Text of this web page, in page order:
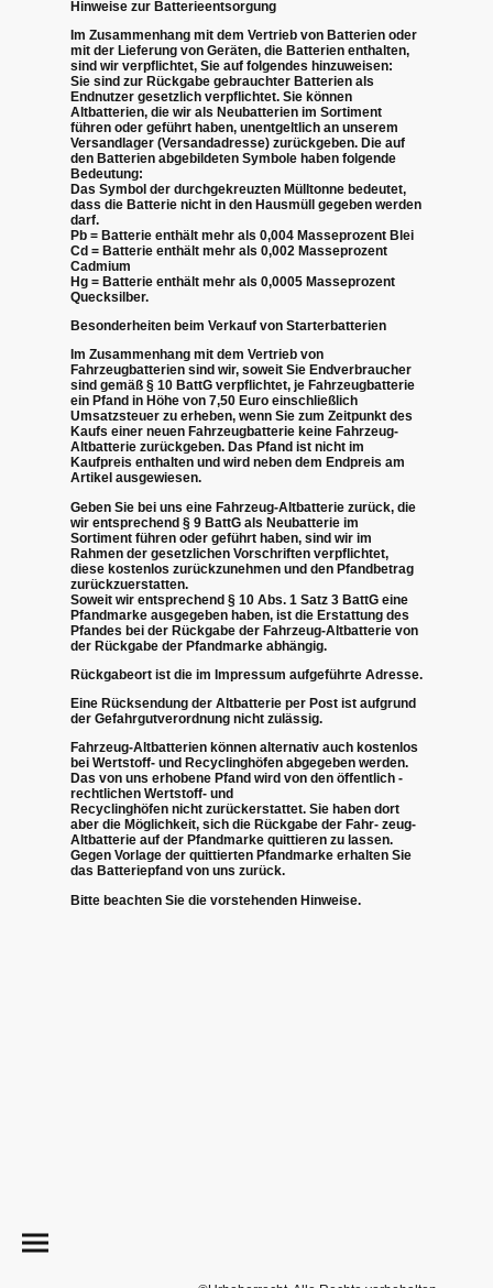
Hinweise zur Batterieentsorgung
Im Zusammenhang mit dem Vertrieb von Batterien oder
mit der Lieferung von Geräten, die Batterien enthalten,
sind wir verpflichtet, Sie auf folgendes hinzuweisen:
Sie sind zur Rückgabe gebrauchter Batterien als
Endnutzer gesetzlich verpflichtet. Sie können
Altbatterien, die wir als Neubatterien im Sortiment
führen oder geführt haben, unentgeltlich an unserem
Versandlager (Versandadresse) zurückgeben. Die auf
den Batterien abgebildeten Symbole haben folgende
Bedeutung:
Das Symbol der durchgekreuzten Mülltonne bedeutet,
dass die Batterie nicht in den Hausmüll gegeben werden
darf.
Pb = Batterie enthält mehr als 0,004 Masseprozent Blei
Cd = Batterie enthält mehr als 0,002 Masseprozent
Cadmium
Hg = Batterie enthält mehr als 0,0005 Masseprozent
Quecksilber.
Besonderheiten beim Verkauf von Starterbatterien
Im Zusammenhang mit dem Vertrieb von
Fahrzeugbatterien sind wir, soweit Sie Endverbraucher
sind gemäß § 10 BattG verpflichtet, je Fahrzeugbatterie
ein Pfand in Höhe von 7,50 Euro einschließlich
Umsatzsteuer zu erheben, wenn Sie zum Zeitpunkt des
Kaufs einer neuen Fahrzeugbatterie keine Fahrzeug-
Altbatterie zurückgeben. Das Pfand ist nicht im
Kaufpreis enthalten und wird neben dem Endpreis am
Artikel ausgewiesen.
Geben Sie bei uns eine Fahrzeug-Altbatterie zurück, die
wir entsprechend § 9 BattG als Neubatterie im
Sortiment führen oder geführt haben, sind wir im
Rahmen der gesetzlichen Vorschriften verpflichtet,
diese kostenlos zurückzunehmen und den Pfandbetrag
zurückzuerstatten.
Soweit wir entsprechend § 10 Abs. 1 Satz 3 BattG eine
Pfandmarke ausgegeben haben, ist die Erstattung des
Pfandes bei der Rückgabe der Fahrzeug-Altbatterie von
der Rückgabe der Pfandmarke abhängig.
Rückgabeort ist die im Impressum aufgeführte Adresse.
Eine Rücksendung der Altbatterie per Post ist aufgrund
der Gefahrgutverordnung nicht zulässig.
Fahrzeug-Altbatterien können alternativ auch kostenlos
bei Wertstoff- und Recyclinghöfen abgegeben werden.
Das von uns erhobene Pfand wird von den öffentlich -
rechtlichen Wertstoff- und
Recyclinghöfen nicht zurückerstattet. Sie haben dort
aber die Möglichkeit, sich die Rückgabe der Fahr- zeug-
Altbatterie auf der Pfandmarke quittieren zu lassen.
Gegen Vorlage der quittierten Pfandmarke erhalten Sie
das Batteriepfand von uns zurück.
Bitte beachten Sie die vorstehenden Hinweise.